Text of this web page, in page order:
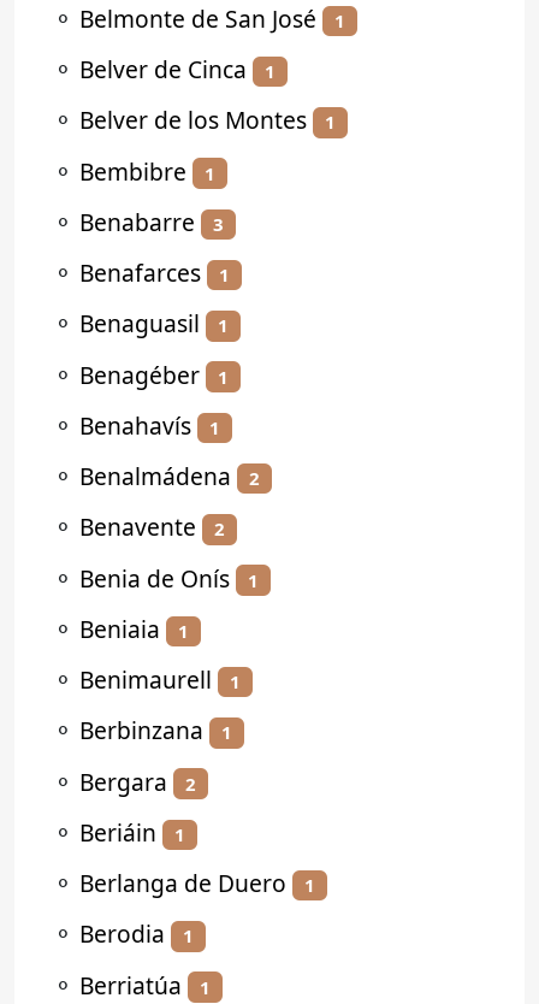
⚬ Belmonte de San José 1
⚬ Belver de Cinca 1
⚬ Belver de los Montes 1
⚬ Bembibre 1
⚬ Benabarre 3
⚬ Benafarces 1
⚬ Benaguasil 1
⚬ Benagéber 1
⚬ Benahavís 1
⚬ Benalmádena 2
⚬ Benavente 2
⚬ Benia de Onís 1
⚬ Beniaia 1
⚬ Benimaurell 1
⚬ Berbinzana 1
⚬ Bergara 2
⚬ Beriáin 1
⚬ Berlanga de Duero 1
⚬ Berodia 1
⚬ Berriatúa 1